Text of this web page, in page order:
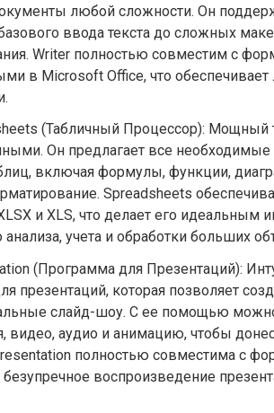
любой сложности. Он
ввода текста до сложных
Writer полностью совместим с
в Microsoft Office, что обеспечивает
(Табличный Процессор): Мощный
Он предлагает все необходимые
включая формулы, функции,
Spreadsheets
и XLS, что делает его идеальным
анализа, учета и обработки больших
(Программа для Презентаций):
презентаций, которая позволяет
слайд-шоу. С ее помощью можно
видео, аудио и анимацию, чтобы
полностью совместима с
воспроизведение